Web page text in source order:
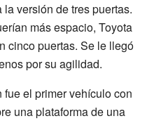
versión de tres puertas.
más espacio, Toyota
cinco puertas. Se le llegó
por su agilidad.
el primer vehículo con
una plataforma de una